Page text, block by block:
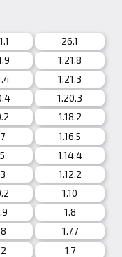
26.1
1.21.8
1.21.3
1.20.3
1.18.2
1.16.5
1.14.4
1.12.2
1.10
1.8
1.7.7
1.7